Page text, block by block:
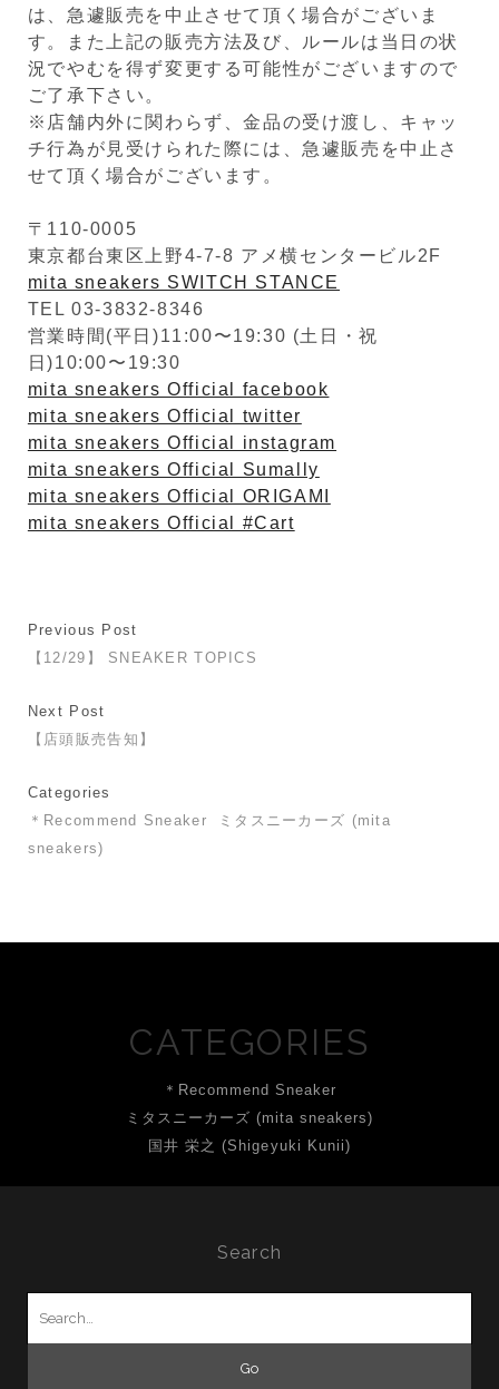
は、急遽販売を中止させて頂く場合がございま
す。また上記の販売方法及び、ルールは当日の状
況でやむを得ず変更する可能性がございますので
ご了承下さい。
※店舗内外に関わらず、金品の受け渡し、キャッ
チ行為が見受けられた際には、急遽販売を中止さ
せて頂く場合がございます。
〒110-0005
東京都台東区上野4-7-8 アメ横センタービル2F
mita sneakers SWITCH STANCE
TEL 03-3832-8346
営業時間(平日)11:00〜19:30 (土日・祝
日)10:00〜19:30
mita sneakers Official facebook
mita sneakers Official twitter
mita sneakers Official instagram
mita sneakers Official Sumally
mita sneakers Official ORIGAMI
mita sneakers Official #Cart
Previous Post
【12/29】 SNEAKER TOPICS
Next Post
【店頭販売告知】
Categories
＊Recommend Sneaker
ミタスニーカーズ (mita
sneakers)
CATEGORIES
＊Recommend Sneaker
ミタスニーカーズ (mita sneakers)
国井 栄之 (Shigeyuki Kunii)
Search